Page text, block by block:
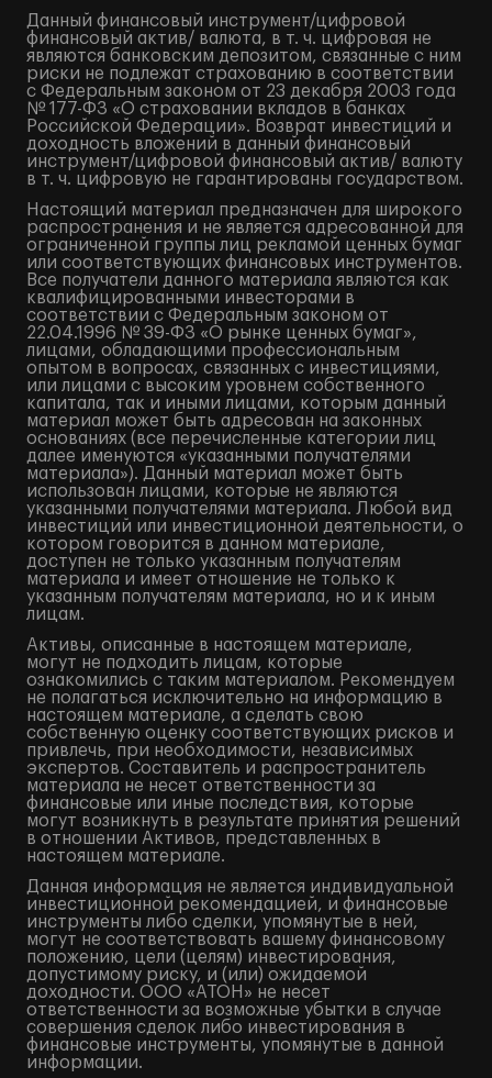
Данный финансовый инструмент/цифровой
финансовый актив/ валюта, в т. ч. цифровая не
являются банковским депозитом, связанные с ним
риски не подлежат страхованию в соответствии
с Федеральным законом от 23 декабря 2003 года
№ 177-ФЗ «О страховании вкладов в банках
Российской Федерации». Возврат инвестиций и
доходность вложений в данный финансовый
инструмент/цифровой финансовый актив/ валюту
в т. ч. цифровую не гарантированы государством.
Настоящий материал предназначен для широкого
распространения и не является адресованной для
ограниченной группы лиц рекламой ценных бумаг
или соответствующих финансовых инструментов.
Все получатели данного материала являются как
квалифицированными инвесторами в
соответствии с Федеральным законом от
22.04.1996 № 39-ФЗ «О рынке ценных бумаг»,
лицами, обладающими профессиональным
опытом в вопросах, связанных с инвестициями,
или лицами с высоким уровнем собственного
капитала, так и иными лицами, которым данный
материал может быть адресован на законных
основаниях (все перечисленные категории лиц
далее именуются «указанными получателями
материала»). Данный материал может быть
использован лицами, которые не являются
указанными получателями материала. Любой вид
инвестиций или инвестиционной деятельности, о
котором говорится в данном материале,
доступен не только указанным получателям
материала и имеет отношение не только к
указанным получателям материала, но и к иным
лицам.
Активы, описанные в настоящем материале,
могут не подходить лицам, которые
ознакомились с таким материалом. Рекомендуем
не полагаться исключительно на информацию в
настоящем материале, а сделать свою
собственную оценку соответствующих рисков и
привлечь, при необходимости, независимых
экспертов. Составитель и распространитель
материала не несет ответственности за
финансовые или иные последствия, которые
могут возникнуть в результате принятия решений
в отношении Активов, представленных в
настоящем материале.
Данная информация не является индивидуальной
инвестиционной рекомендацией, и финансовые
инструменты либо сделки, упомянутые в ней,
могут не соответствовать вашему финансовому
положению, цели (целям) инвестирования,
допустимому риску, и (или) ожидаемой
доходности. ООО «АТОН» не несет
ответственности за возможные убытки в случае
совершения сделок либо инвестирования в
финансовые инструменты, упомянутые в данной
информации.